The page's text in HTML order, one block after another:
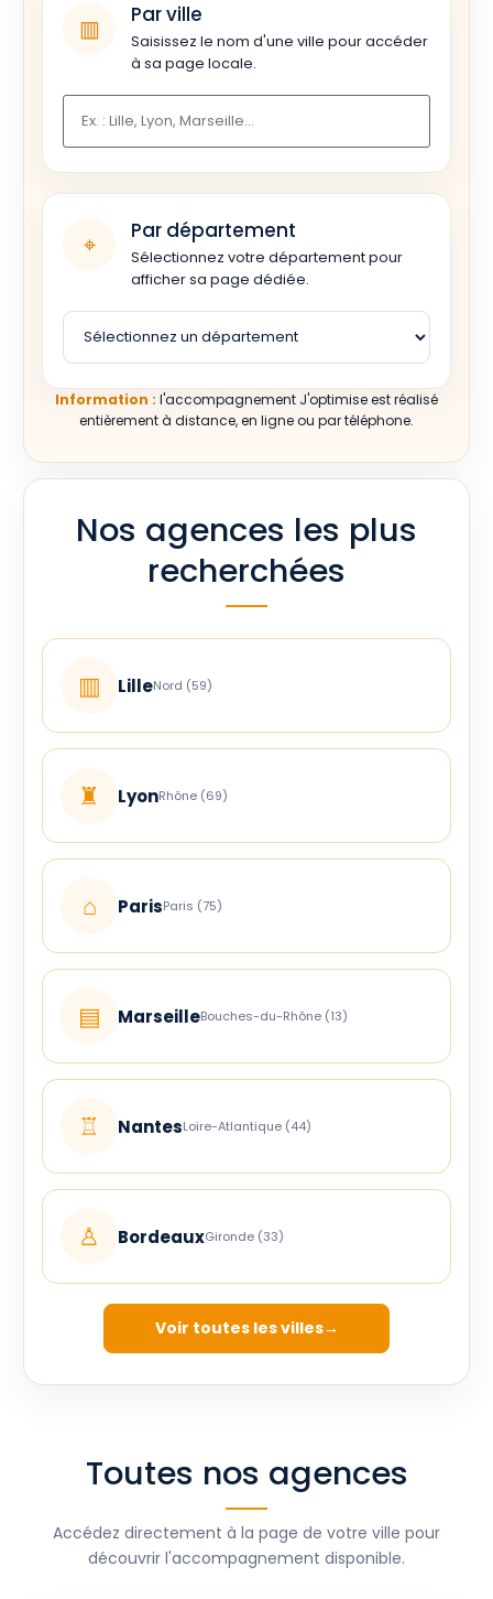
▥ Par ville
Saisissez le nom d'une ville pour accéder
à sa page locale.
⌖ Par département
Sélectionnez votre département pour
afficher sa page dédiée.
Information : l'accompagnement J'optimise est réalisé
entièrement à distance, en ligne ou par téléphone.
Nos agences les plus
recherchées
▥ LilleNord (59)
♜ LyonRhône (69)
⌂ ParisParis (75)
▤ MarseilleBouches-du-Rhône (13)
♖ NantesLoire-Atlantique (44)
♙ BordeauxGironde (33)
Voir toutes les villes
Toutes nos agences
Accédez directement à la page de votre ville pour
découvrir l'accompagnement disponible.